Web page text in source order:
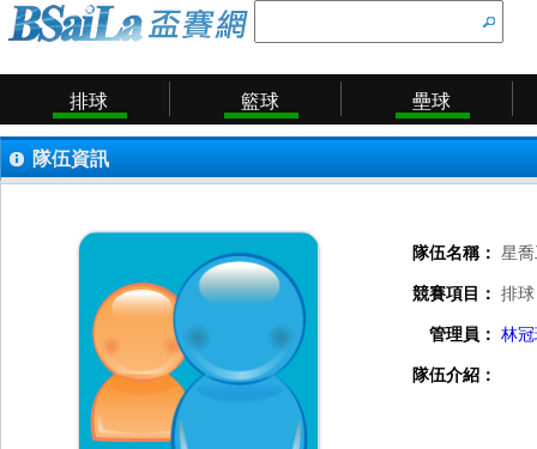
排球 籃球 壘球
隊伍資訊
隊伍名稱： 星
競賽項目： 排球
管理員： 林
隊伍介紹：